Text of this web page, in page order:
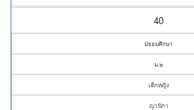
40
มัธยมศึกษา
ม.๒
เด็กหญิง
ญานิกา